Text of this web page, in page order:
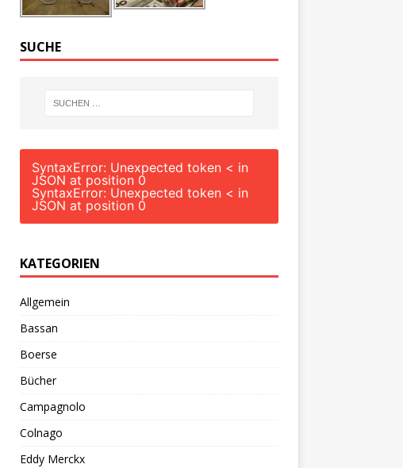
SUCHE
SyntaxError: Unexpected token < in
JSON at position 0
SyntaxError: Unexpected token < in
JSON at position 0
KATEGORIEN
Allgemein
Bassan
Boerse
Bücher
Campagnolo
Colnago
Eddy Merckx